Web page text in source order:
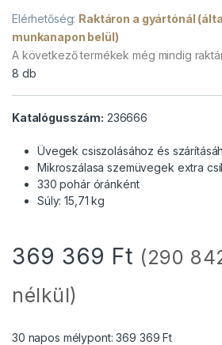
Elérhetőség: Raktáron a gyártónál
munkanapon belül)
A következő termékek még mindig
8 db
Katalógusszám: 236666
Üvegek csiszolásához és
Mikroszálasa szemüvegek extra
330 pohár óránként
Súly: 15,71 kg
369 369 Ft (290
nélkül)
30 napos mélypont:369 369 Ft